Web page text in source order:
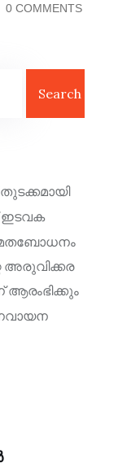
0 COMMENTS
Search
ഇടവക
മതബോധനം
അരുവിക്കര
ആരംഭിക്കും